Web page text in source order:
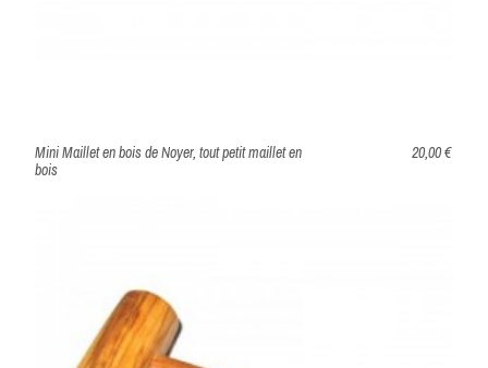
Mini Maillet en bois de Noyer, tout petit maillet en
bois
20,00 €